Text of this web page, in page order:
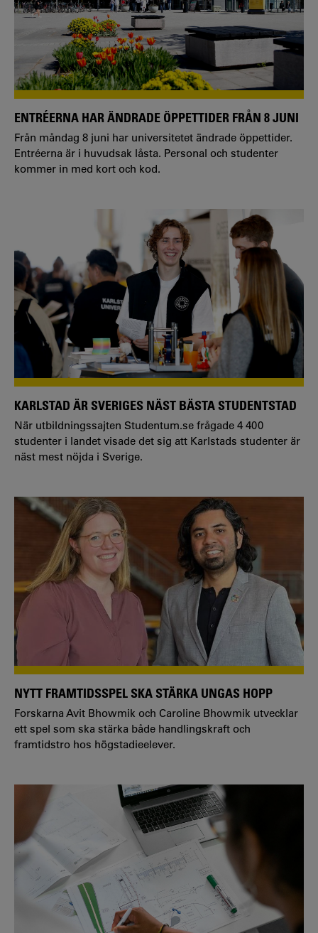
ENTRÉERNA HAR ÄNDRADE ÖPPETTIDER FRÅN 8 JUNI
Från måndag 8 juni har universitetet ändrade öppettider.
Entréerna är i huvudsak låsta. Personal och studenter
kommer in med kort och kod.
KARLSTAD ÄR SVERIGES NÄST BÄSTA STUDENTSTAD
När utbildningssajten Studentum.se frågade 4 400
studenter i landet visade det sig att Karlstads studenter är
näst mest nöjda i Sverige.
NYTT FRAMTIDSSPEL SKA STÄRKA UNGAS HOPP
Forskarna Avit Bhowmik och Caroline Bhowmik utvecklar
ett spel som ska stärka både handlingskraft och
framtidstro hos högstadieelever.